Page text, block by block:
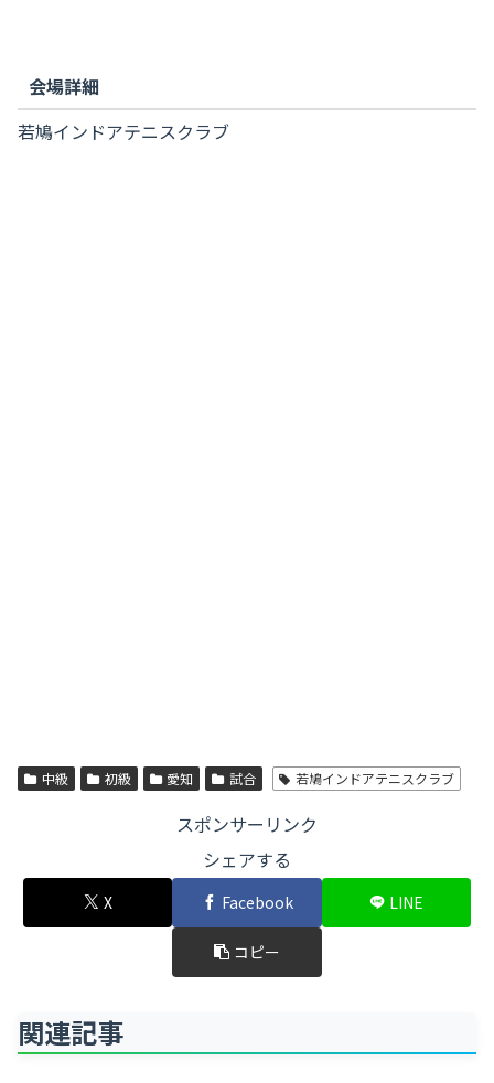
会場詳細
若鳩インドアテニスクラブ
中級 初級 愛知 試合 若鳩インドアテニスクラブ
スポンサーリンク
シェアする
X Facebook LINE
コピー
関連記事